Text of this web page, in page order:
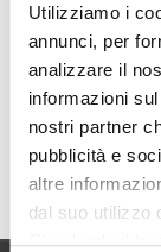
Utilizziamo i
annunci, per
analizzare il
informazioni
nostri partner
pubblicità e
altre
dal suo utilizzo
Chiudendo il
Valore